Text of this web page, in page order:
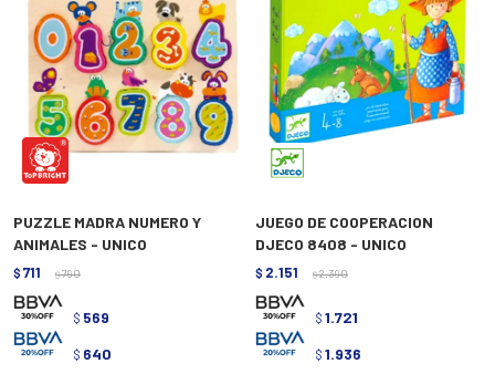
PUZZLE MADRA NUMERO Y
ANIMALES - UNICO
$ 711 $ 790
$ 569
$ 640
JUEGO DE COOPERACION
DJECO 8408 - UNICO
$ 2.151 $ 2.390
$ 1.721
$ 1.936